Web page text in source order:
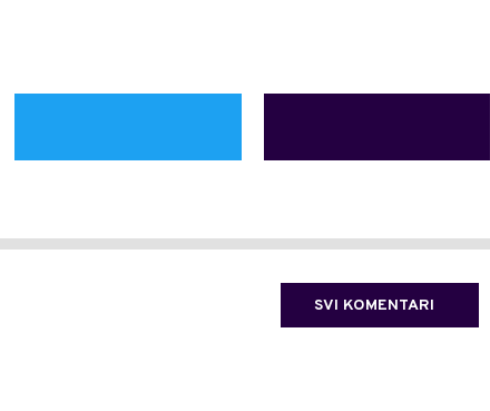
SVI KOMENTARI